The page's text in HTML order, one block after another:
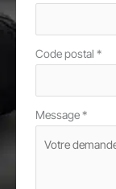
Code postal *
Message*